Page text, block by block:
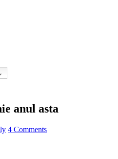
anul asta
4 Comments